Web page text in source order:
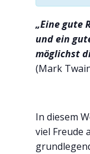
„Eine gute
und ein
möglichst
(Mark
In diesem
viel Freude